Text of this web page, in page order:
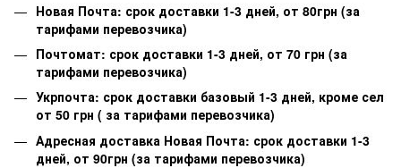
Новая Почта: срок доставки 1-3 дней, от 80грн (за
тарифами перевозчика)
Почтомат: срок доставки 1-3 дней, от 70 грн (за
тарифами перевозчика)
Укрпочта: срок доставки базовый 1-3 дней, кроме сел
от 50 грн ( за тарифами перевозчика)
Адресная доставка Новая Почта: срок доставки 1-3
дней, от 90грн (за тарифами перевозчика)